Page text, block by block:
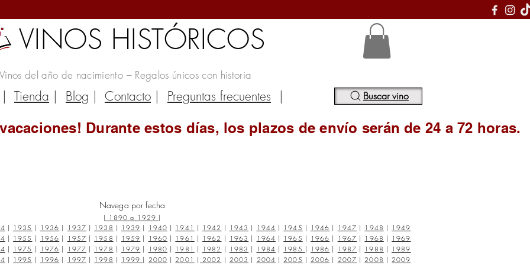
VINOS HISTÓRICOS
Vinos del año de nacimiento – Regalos únicos con historia
| Tienda | Blog | Contacto | Preguntas frecuentes | Buscar vino
Durante estos días, los plazos de envío serán de 24 a 72 horas.
Navega por fecha
| 1890 a 1929 |
| 1935 | 1936 | 1937 | 1938 | 1939 | 1940 | 1941 | 1942 | 1943 | 1944 | 1945 | 1946 | 1947 | 1948 | 1949
| 1955 | 1956 | 1957 | 1958 | 1959 | 1960 | 1961 | 1962 | 1963 | 1964 | 1965 | 1966 | 1967 | 1968 | 1969
| 1975 | 1976 | 1977 | 1978 | 1979 | 1980 | 1981 | 1982 | 1983 | 1984 | 1985 | 1986 | 1987 | 1988 | 1989
| 1995 | 1996 | 1997 | 1998 | 1999 | 2000 | 2001 | 2002 | 2003 | 2004 | 2005 | 2006 | 2007 | 2008 | 2009